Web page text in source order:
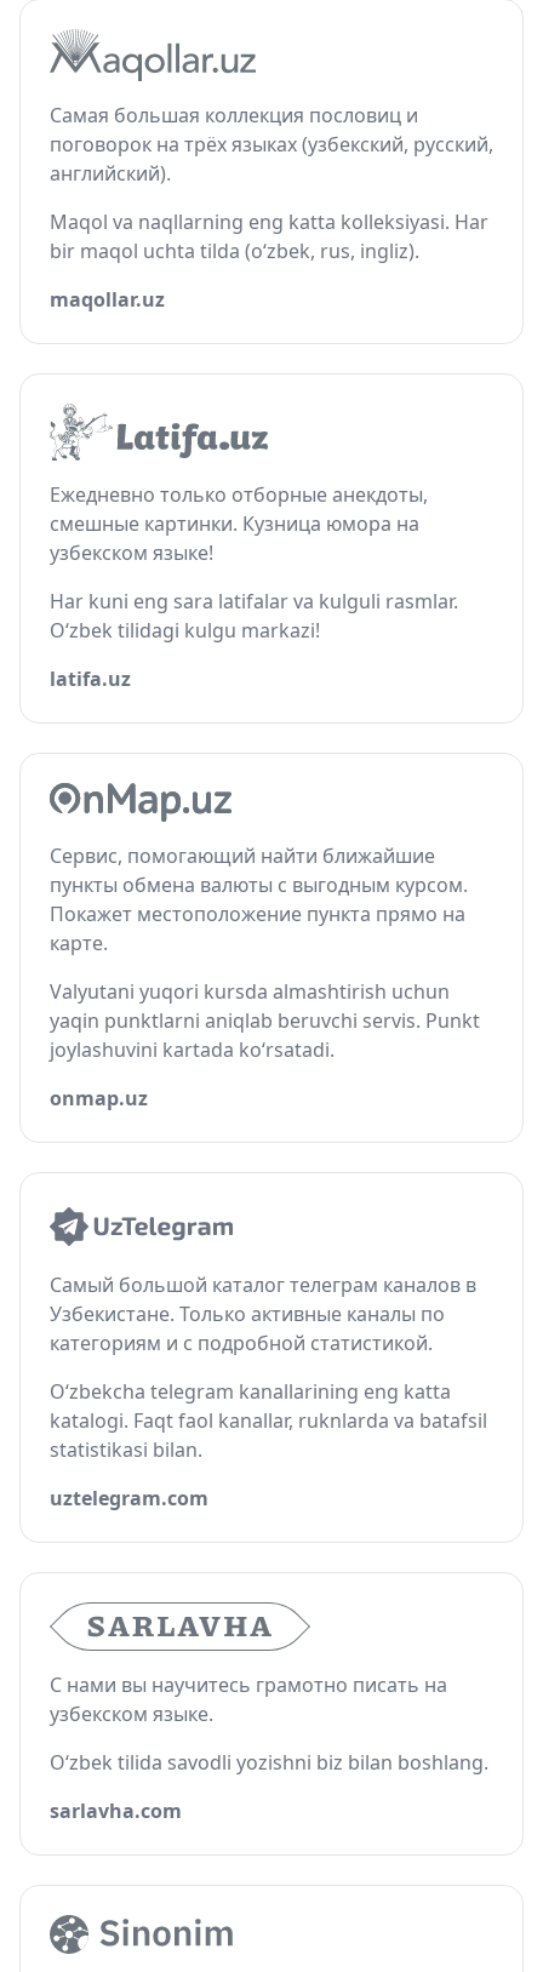
Самая большая коллекция пословиц и
поговорок на трёх языках (узбекский, русский,
английский).
Maqol va naqllarning eng katta kolleksiyasi. Har
bir maqol uchta tilda (o‘zbek, rus, ingliz).
maqollar.uz
Ежедневно только отборные анекдоты,
смешные картинки. Кузница юмора на
узбекском языке!
Har kuni eng sara latifalar va kulguli rasmlar.
O‘zbek tilidagi kulgu markazi!
latifa.uz
Сервис, помогающий найти ближайшие
пункты обмена валюты с выгодным курсом.
Покажет местоположение пункта прямо на
карте.
Valyutani yuqori kursda almashtirish uchun
yaqin punktlarni aniqlab beruvchi servis. Punkt
joylashuvini kartada ko‘rsatadi.
onmap.uz
Самый большой каталог телеграм каналов в
Узбекистане. Только активные каналы по
категориям и с подробной статистикой.
O‘zbekcha telegram kanallarining eng katta
katalogi. Faqt faol kanallar, ruknlarda va batafsil
statistikasi bilan.
uztelegram.com
С нами вы научитесь грамотно писать на
узбекском языке.
O‘zbek tilida savodli yozishni biz bilan boshlang.
sarlavha.com